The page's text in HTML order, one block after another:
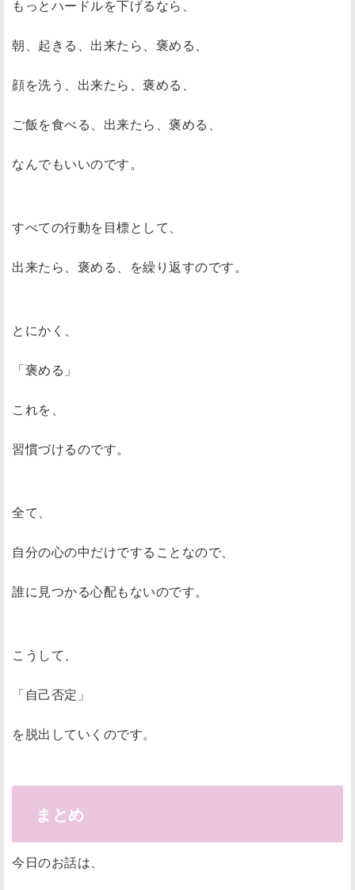
もっとハードルを下げるなら、
朝、起きる、出来たら、褒める、
顔を洗う、出来たら、褒める、
ご飯を食べる、出来たら、褒める、
なんでもいいのです。
すべての行動を目標として、
出来たら、褒める、を繰り返すのです。
とにかく、
「褒める」
これを、
習慣づけるのです。
全て、
自分の心の中だけですることなので、
誰に見つかる心配もないのです。
こうして、
「自己否定」
を脱出していくのです。
まとめ
今日のお話は、